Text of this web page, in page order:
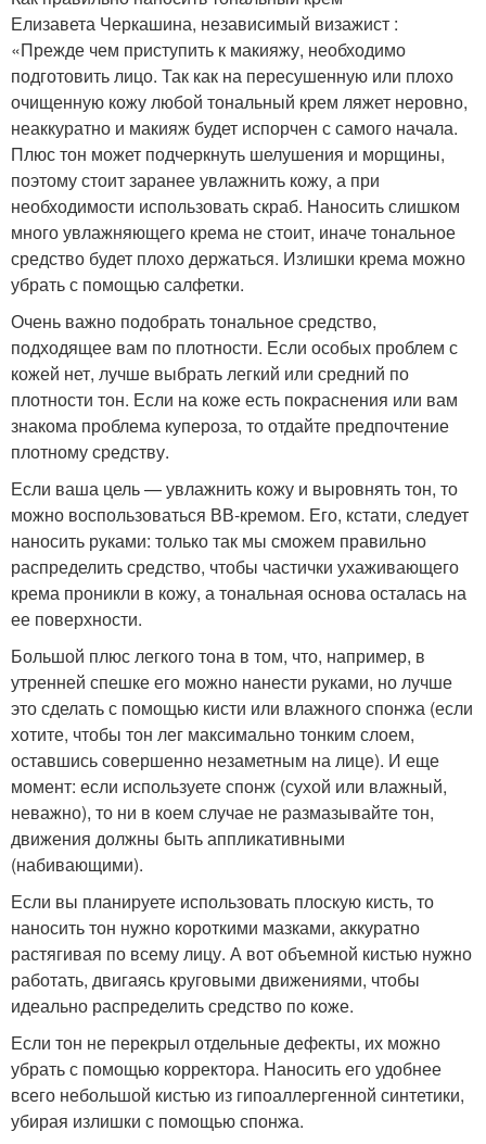
Елизавета Черкашина, независимый визажист :
«Прежде чем приступить к макияжу, необходимо
подготовить лицо. Так как на пересушенную или плохо
очищенную кожу любой тональный крем ляжет неровно,
неаккуратно и макияж будет испорчен с самого начала.
Плюс тон может подчеркнуть шелушения и морщины,
поэтому стоит заранее увлажнить кожу, а при
необходимости использовать скраб. Наносить слишком
много увлажняющего крема не стоит, иначе тональное
средство будет плохо держаться. Излишки крема можно
убрать с помощью салфетки.
Очень важно подобрать тональное средство,
подходящее вам по плотности. Если особых проблем с
кожей нет, лучше выбрать легкий или средний по
плотности тон. Если на коже есть покраснения или вам
знакома проблема купероза, то отдайте предпочтение
плотному средству.
Если ваша цель — увлажнить кожу и выровнять тон, то
можно воспользоваться ВВ-кремом. Его, кстати, следует
наносить руками: только так мы сможем правильно
распределить средство, чтобы частички ухаживающего
крема проникли в кожу, а тональная основа осталась на
ее поверхности.
Большой плюс легкого тона в том, что, например, в
утренней спешке его можно нанести руками, но лучше
это сделать с помощью кисти или влажного спонжа (если
хотите, чтобы тон лег максимально тонким слоем,
оставшись совершенно незаметным на лице). И еще
момент: если используете спонж (сухой или влажный,
неважно), то ни в коем случае не размазывайте тон,
движения должны быть аппликативными
(набивающими).
Если вы планируете использовать плоскую кисть, то
наносить тон нужно короткими мазками, аккуратно
растягивая по всему лицу. А вот объемной кистью нужно
работать, двигаясь круговыми движениями, чтобы
идеально распределить средство по коже.
Если тон не перекрыл отдельные дефекты, их можно
убрать с помощью корректора. Наносить его удобнее
всего небольшой кистью из гипоаллергенной синтетики,
убирая излишки с помощью спонжа.